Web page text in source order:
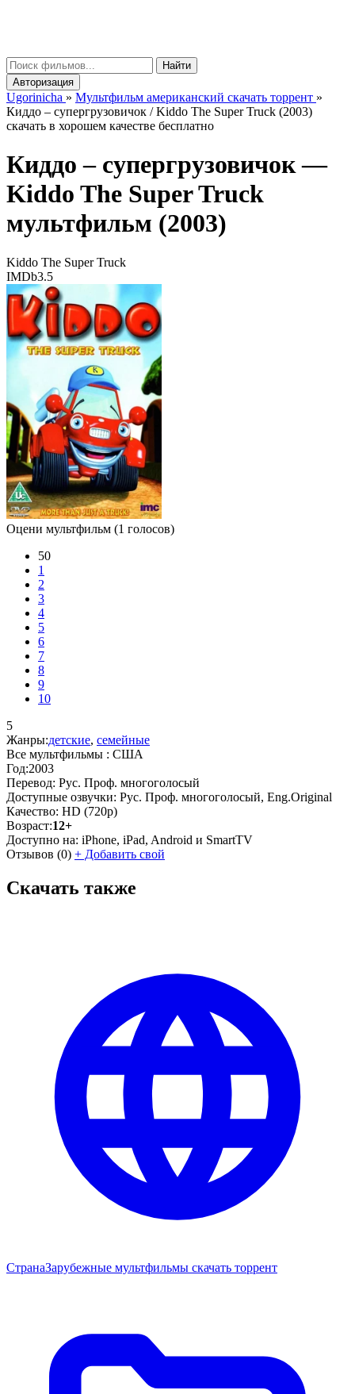
Найти
Авторизация
Ugorinicha » Мультфильм американский скачать торрент »
Киддо – супергрузовичок / Kiddo The Super Truck (2003)
скачать в хорошем качестве бесплатно
Киддо – супергрузовичок —
Kiddo The Super Truck
мультфильм (2003)
Kiddo The Super Truck
IMDb3.5
Оцени мультфильм (1 голосов)
50
1
2
3
4
5
6
7
8
9
10
5
Жанры:детские, семейные
Все мультфильмы : США
Год:2003
Перевод: Рус. Проф. многоголосый
Доступные озвучки: Рус. Проф. многоголосый, Eng.Original
Качество: HD (720p)
Возраст:12+
Доступно на: iPhone, iPad, Android и SmartTV
Отзывов (0) + Добавить свой
Скачать также
СтранаЗарубежные мультфильмы скачать торрент